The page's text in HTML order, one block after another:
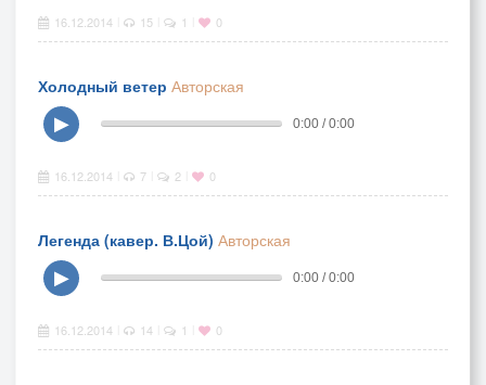
16.12.2014 15 1 0
Холодный ветер Авторская
▶
0:00 / 0:00
16.12.2014 7 2 0
Легенда (кавер. В.Цой) Авторская
▶
0:00 / 0:00
16.12.2014 14 1 0